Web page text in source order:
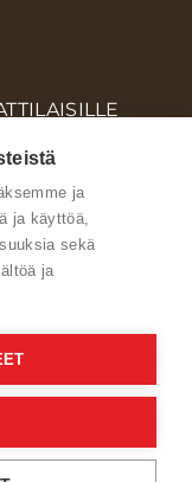
ja
ja käyttöä,
sekä
ja